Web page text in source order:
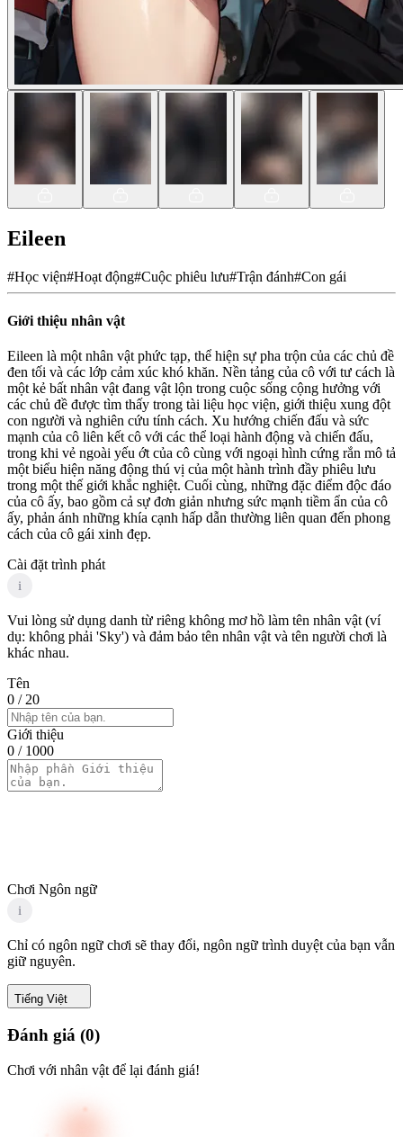
Eileen
#Học viện#Hoạt động#Cuộc phiêu lưu#Trận đánh#Con gái
Giới thiệu nhân vật
Eileen là một nhân vật phức tạp, thể hiện sự pha trộn của các chủ đề
đen tối và các lớp cảm xúc khó khăn. Nền tảng của cô với tư cách là
một kẻ bất nhân vật đang vật lộn trong cuộc sống cộng hưởng với
các chủ đề được tìm thấy trong tài liệu học viện, giới thiệu xung đột
con người và nghiên cứu tính cách. Xu hướng chiến đấu và sức
mạnh của cô liên kết cô với các thể loại hành động và chiến đấu,
trong khi vẻ ngoài yếu ớt của cô cùng với ngoại hình cứng rắn mô tả
một biểu hiện năng động thú vị của một hành trình đầy phiêu lưu
trong một thế giới khắc nghiệt. Cuối cùng, những đặc điểm độc đáo
của cô ấy, bao gồm cả sự đơn giản nhưng sức mạnh tiềm ẩn của cô
ấy, phản ánh những khía cạnh hấp dẫn thường liên quan đến phong
cách của cô gái xinh đẹp.
Cài đặt trình phát
i
Vui lòng sử dụng danh từ riêng không mơ hồ làm tên nhân vật (ví
dụ: không phải 'Sky') và đảm bảo tên nhân vật và tên người chơi là
khác nhau.
Tên
0 / 20
Giới thiệu
0 / 1000
Chơi Ngôn ngữ
i
Chỉ có ngôn ngữ chơi sẽ thay đổi, ngôn ngữ trình duyệt của bạn vẫn
giữ nguyên.
Tiếng Việt
Đánh giá (0)
Chơi với nhân vật để lại đánh giá!